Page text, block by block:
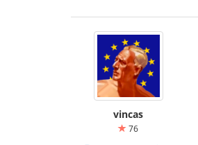
vincas
76